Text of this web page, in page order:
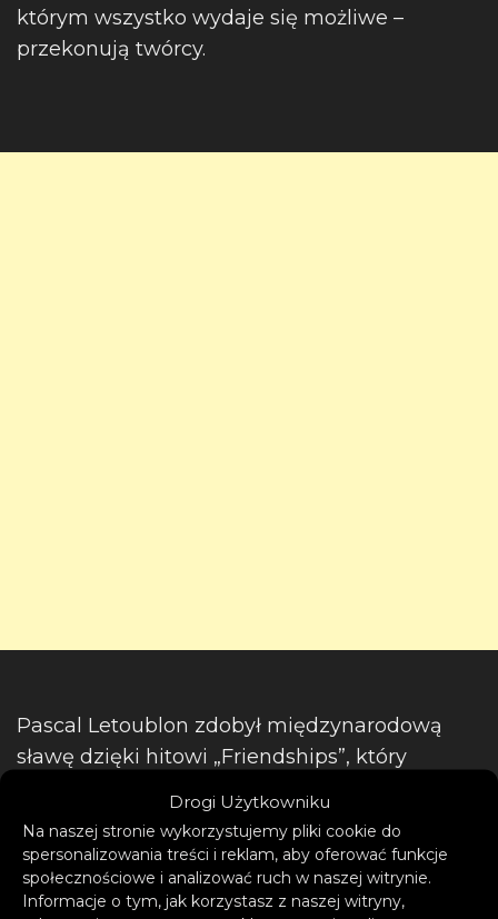
Drogi Użytkowniku
Na naszej stronie wykorzystujemy pliki cookie do
spersonalizowania treści i reklam, aby oferować funkcje
społecznościowe i analizować ruch w naszej witrynie.
Informacje o tym, jak korzystasz z naszej witryny,
którym wszystko wydaje się możliwe –
przekonują twórcy.
Pascal Letoublon zdobył międzynarodową
sławę dzięki hitowi „Friendships”, który
najbardziej pożądanych talentów na
europejskim rynku. Kawałek spędził trzy lata
w Top 100 Shazam Global Charts i – licząc
dwie wersje – zgromadził ponad 320